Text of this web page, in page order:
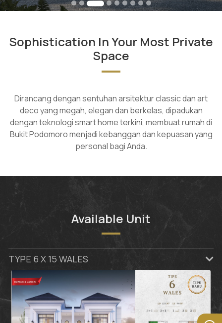
Sophistication In Your Most Private
Space
Dirancang dengan sentuhan arsitektur classic dan art
deco yang megah, elegan dan berkelas, dipadukan
dengan teknologi smart home terkini, membuat rumah di
Bukit Podomoro menjadi kebanggan dan kepuasan yang
personal bagi Anda.
Available Unit
TYPE 6 X 15 WALES